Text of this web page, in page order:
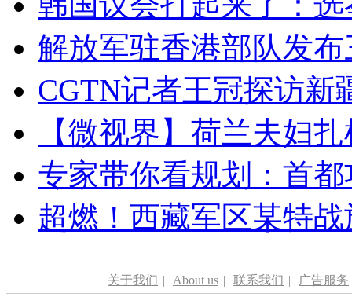
解放军驻香港部队发
CGTN记者王冠探访新
【微视界】荷兰夫妇
专家带你看规划：首
超燃！西藏军区某特
关于我们 | About us | 联系我们 | 广告服务